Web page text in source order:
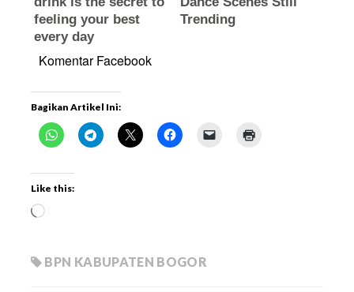
Komentar Facebook
Bagikan Artikel Ini:
Like this:
BPN KABUPATEN BOGOR